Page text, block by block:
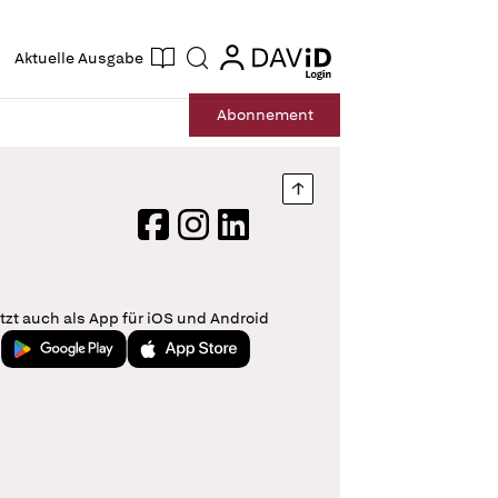
Aktuelle Ausgabe Suche login
login
Abonnement
Nach oben springen
FacebookInstagram
LinkedIn
auch als App für iOS und Android
Jetzt bei Google PlayLaden im App Store